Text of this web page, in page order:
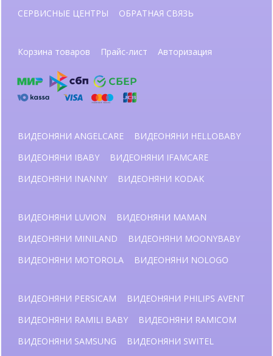
СЕРВИСНЫЕ ЦЕНТРЫ
ОБРАТНАЯ СВЯЗЬ
Корзина товаров Прайс-лист Авторизация
ВИДЕОНЯНИ ANGELCARE
ВИДЕОНЯНИ HELLOBABY
ВИДЕОНЯНИ IBABY
ВИДЕОНЯНИ IFAMCARE
ВИДЕОНЯНИ INANNY
ВИДЕОНЯНИ KODAK
ВИДЕОНЯНИ LUVION
ВИДЕОНЯНИ MAMAN
ВИДЕОНЯНИ MINILAND
ВИДЕОНЯНИ MOONYBABY
ВИДЕОНЯНИ MOTOROLA
ВИДЕОНЯНИ NOLOGO
ВИДЕОНЯНИ PERSICAM
ВИДЕОНЯНИ PHILIPS AVENT
ВИДЕОНЯНИ RAMILI BABY
ВИДЕОНЯНИ RAMICOM
ВИДЕОНЯНИ SAMSUNG
ВИДЕОНЯНИ SWITEL